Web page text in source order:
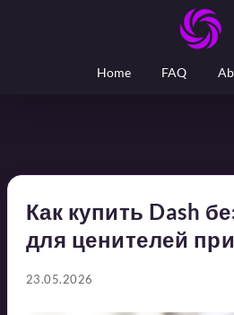
Home FAQ
Как купить Dash
для ценителей
23.05.2026